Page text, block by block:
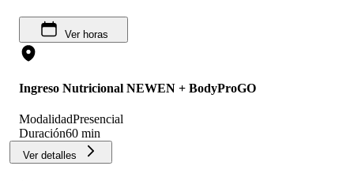
Ver horas
Ingreso Nutricional NEWEN + BodyProGO
ModalidadPresencial
Duración60 min
Ver detalles